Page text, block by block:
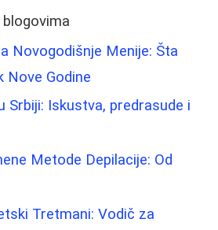
Novogodišnje Menije: Šta
Nove Godine
Srbiji: Iskustva, predrasude i
Metode Depilacije: Od
Tretmani: Vodič za